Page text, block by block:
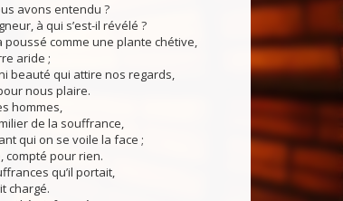
avons entendu ?
à qui s’est-il révélé ?
poussé comme une plante chétive,
aride ;
beauté qui attire nos regards,
nous plaire.
hommes,
de la souffrance,
qui on se voile la face ;
compté pour rien.
qu’il portait,
chargé.